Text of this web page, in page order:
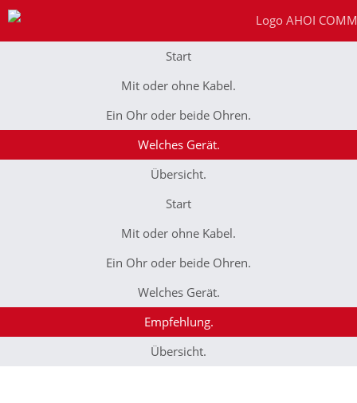
Zum
Start
Mit oder ohne Kabel.
Ein Ohr oder beide Ohren.
Welches Gerät.
Übersicht.
Start
Mit oder ohne Kabel.
Ein Ohr oder beide Ohren.
Welches Gerät.
Empfehlung.
Übersicht.